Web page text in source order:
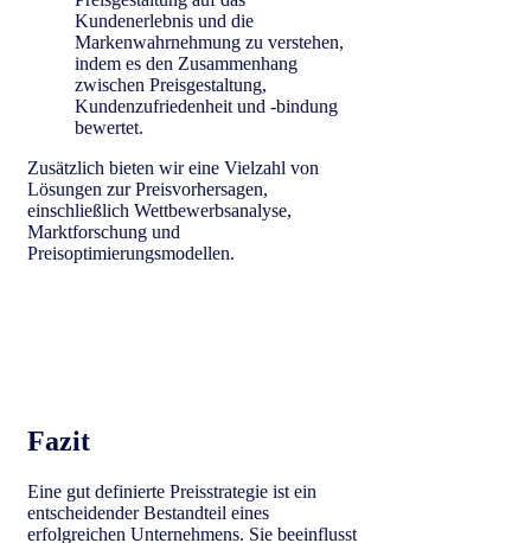
Kundenerlebnis und die
Markenwahrnehmung zu verstehen,
indem es den Zusammenhang
zwischen Preisgestaltung,
Kundenzufriedenheit und -bindung
bewertet.
Zusätzlich bieten wir eine Vielzahl von
Lösungen zur Preisvorhersagen,
einschließlich Wettbewerbsanalyse,
Marktforschung und
Preisoptimierungsmodellen.
Fazit
Eine gut definierte Preisstrategie ist ein
entscheidender Bestandteil eines
erfolgreichen Unternehmens. Sie beeinflusst